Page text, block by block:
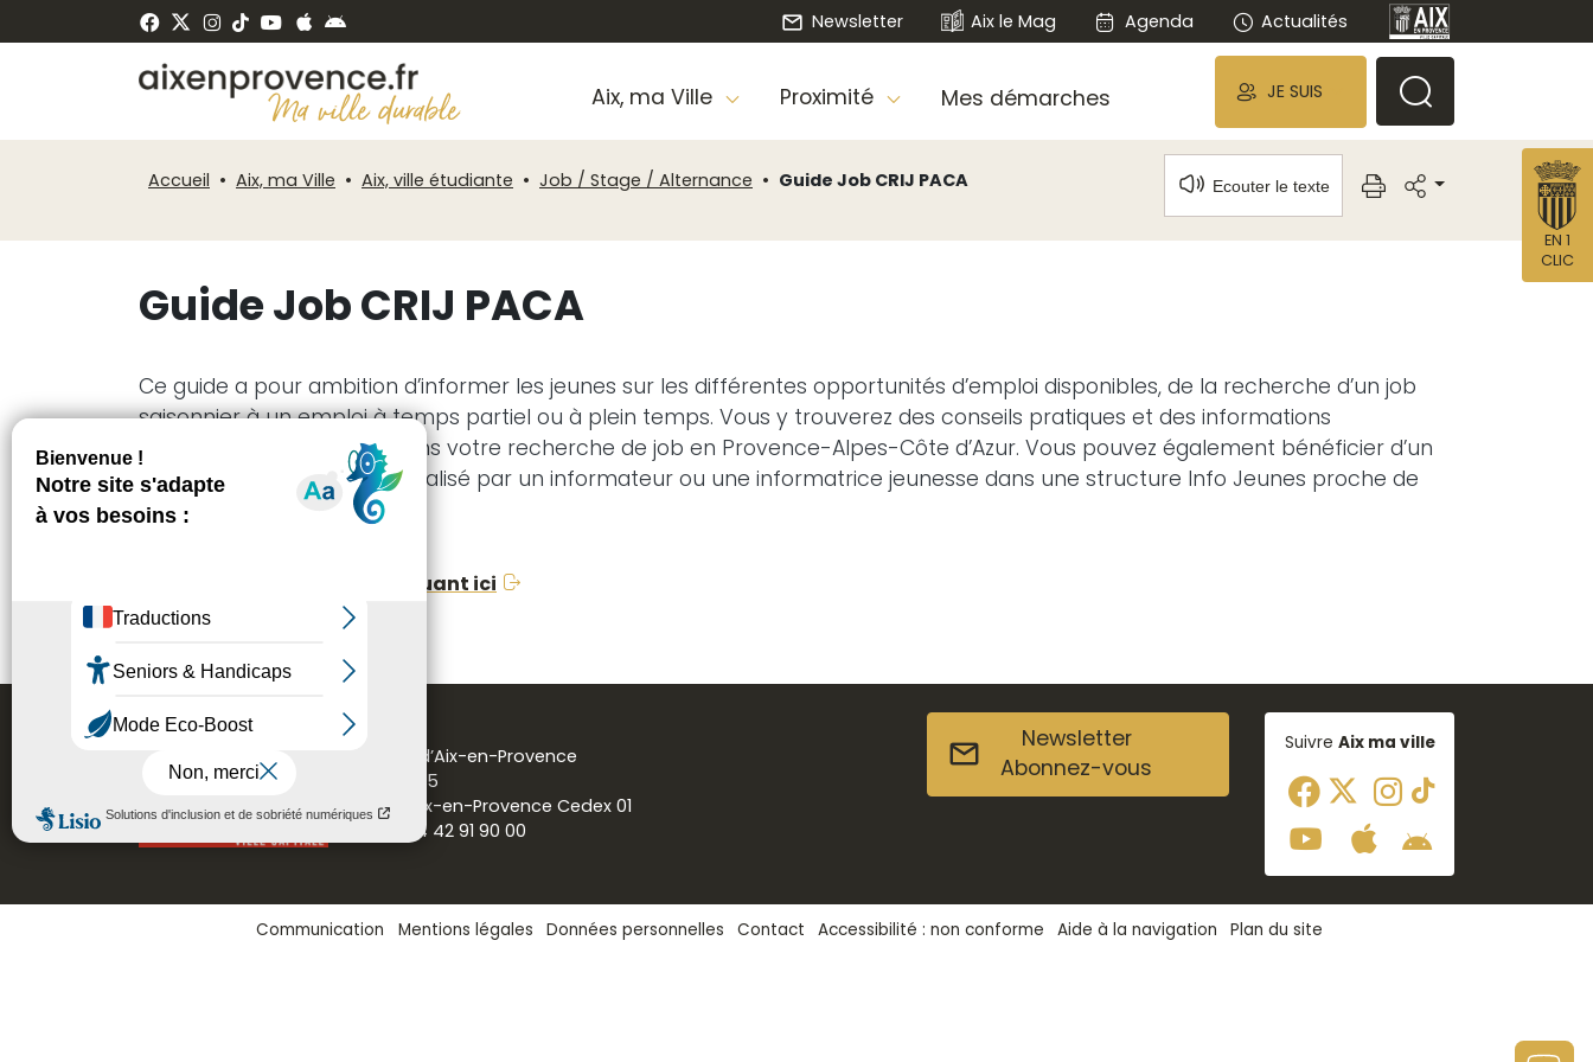
Newsletter Aix le Mag Agenda Actualités
Aix, ma Ville Proximité Mes démarches JE SUIS
Accueil Aix, ma Ville Aix, ville étudiante Job / Stage / Alternance Guide Job CRIJ PACA Ecouter le texte
Guide Job CRIJ PACA
Ce guide a pour ambition d’informer les jeunes sur les différentes opportunités d’emploi disponibles, de la recherche d’un job
saisonnier à un emploi à temps partiel ou à plein temps. Vous y trouverez des conseils pratiques et des informations
essentielles pour réussir dans votre recherche de job en Provence-Alpes-Côte d’Azur. Vous pouvez également bénéficier d’un
accompagnement personnalisé par un informateur ou une informatrice jeunesse dans une structure Info Jeunes proche de
chez vous.
Téléchargez le guide en cliquant ici
Mairie d’Aix-en-Provence
CS 30715
13616 Aix-en-Provence Cedex 01
Tél. : 04 42 91 90 00
Newsletter
Abonnez-vous
Suivre Aix ma ville
Communication Mentions légales Données personnelles Contact Accessibilité : non conforme Aide à la navigation Plan du site
EN 1
CLIC
de
Panneau de gestion des cookies